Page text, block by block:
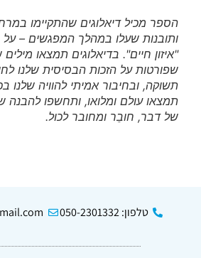
הספר מכיל דיאלוגים שהתקיימו
ותובנות שעלו במהלך המפגשים – על
"איזון חיים". בדיאלוגים תמצאו מילים
שפורטות על הזכות הבסיסית שלנו
תשוקה, ובחיבור אמיתי להוויה שלנו
תמצאו עולם ומלואו, ותחשפו להבנה
של דבר, חובֵר ומחובר לכול.
טלפון: 050-2301332